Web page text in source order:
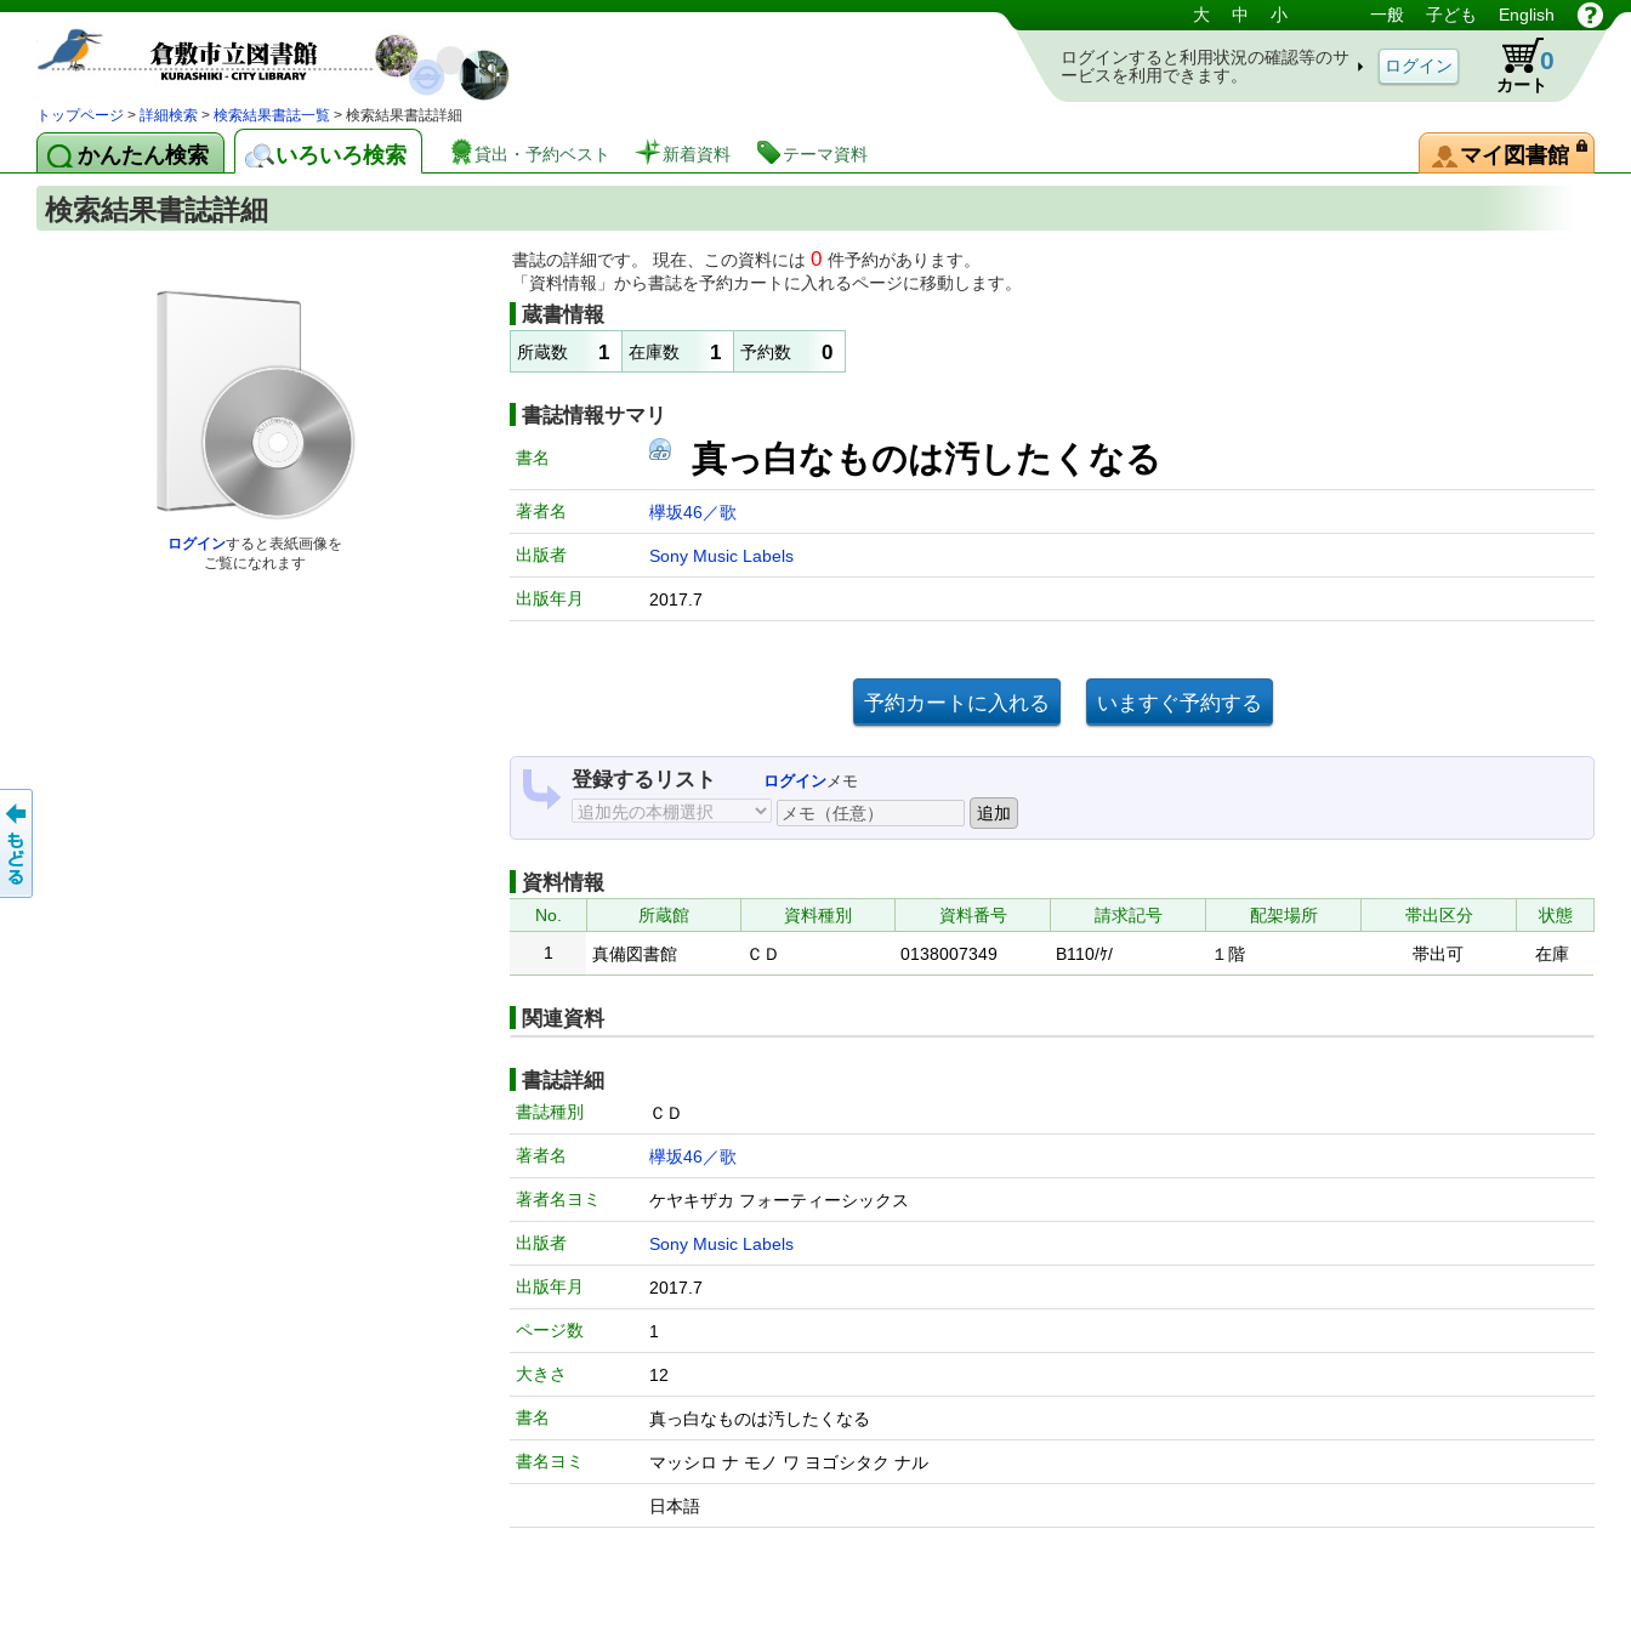
図書館 蔵書検索・予約システム 大 中 小 一般 子ども English
ログインすると利用状況の確認等のサ
ービスを利用できます。
カート
0
トップページ > 詳細検索 > 検索結果書誌一覧 > 検索結果書誌詳細
かんたん検索 いろいろ検索 貸出・予約ベスト 新着資料 テーマ資料 マイ図書館
検索結果書誌詳細
ログインすると表紙画像を
ご覧になれます
書誌の詳細です。 現在、この資料には 0 件予約があります。
「資料情報」から書誌を予約カートに入れるページに移動します。
蔵書情報
所蔵数 1 在庫数 1 予約数 0
書誌情報サマリ
書名 真っ白なものは汚したくなる
著者名 欅坂46／歌
出版者 Sony Music Labels
出版年月 2017.7
登録するリスト ログインメモ
資料情報
No. 所蔵館 資料種別 資料番号 請求記号 配架場所 帯出区分
状態
1
真備図書館 ＣＤ 0138007349 B110/ｹ/ １階 帯出可 在庫
関連資料
書誌詳細
書誌種別 ＣＤ
著者名 欅坂46／歌
著者名ヨミ ケヤキザカ フォーティーシックス
出版者 Sony Music Labels
出版年月 2017.7
ページ数 1
大きさ 12
書名 真っ白なものは汚したくなる
書名ヨミ マッシロ ナ モノ ワ ヨゴシタク ナル
日本語